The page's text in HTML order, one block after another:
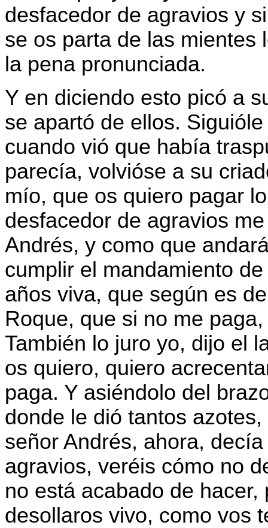
desfacedor de agravios y
se os parta de las mientes
la pena pronunciada.
Y en diciendo esto picó a
se apartó de ellos.
cuando vió que había
parecía, volvióse a su
mío, que os quiero pagar
desfacedor de agravios
Andrés, y como que
cumplir el mandamiento
años viva, que según es
Roque, que si no me
También lo juro yo, dijo el
os quiero, quiero
paga. Y asiéndolo del
donde le dió tantos
señor Andrés, ahora,
agravios, veréis cómo no
no está acabado de
desollaros vivo, como vos